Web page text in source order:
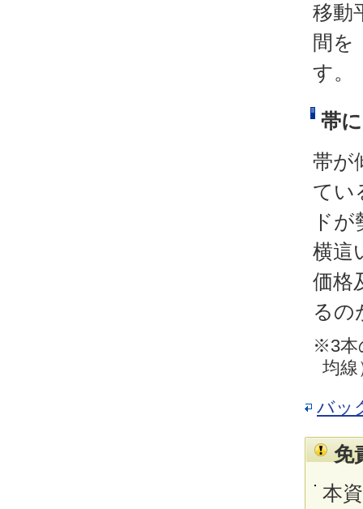
移動
間を
す。
帯
帯が
てい
ド
横這
価格
るの
※3本
均
バッ
免
本